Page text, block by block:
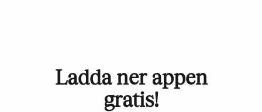
Ladda ner appen
gratis!